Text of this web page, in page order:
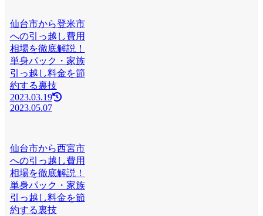
仙台市から登米市
への引っ越し費用
相場を徹底解説！
単身パック・家族
引っ越し料金を節
約する裏技
2023.03.19
2023.05.07
仙台市から西宮市
への引っ越し費用
相場を徹底解説！
単身パック・家族
引っ越し料金を節
約する裏技